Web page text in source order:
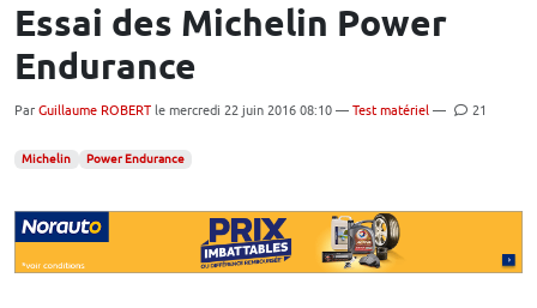
Essai des Michelin Power
Endurance
Par Guillaume ROBERT le mercredi 22 juin 2016 08:10 — Test matériel — 21
Michelin Power Endurance